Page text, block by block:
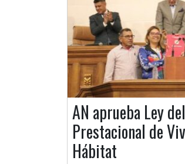
AN aprueba Ley
Prestacional de
Hábitat